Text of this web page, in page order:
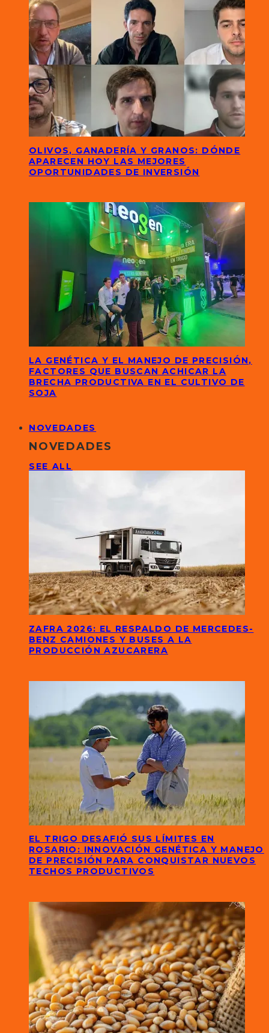
OLIVOS, GANADERÍA Y GRANOS: DÓNDE
APARECEN HOY LAS MEJORES
OPORTUNIDADES DE INVERSIÓN
LA GENÉTICA Y EL MANEJO DE PRECISIÓN,
FACTORES QUE BUSCAN ACHICAR LA
BRECHA PRODUCTIVA EN EL CULTIVO DE
SOJA
NOVEDADES
NOVEDADES
SEE ALL
ZAFRA 2026: EL RESPALDO DE MERCEDES-
BENZ CAMIONES Y BUSES A LA
PRODUCCIÓN AZUCARERA
EL TRIGO DESAFIÓ SUS LÍMITES EN
ROSARIO: INNOVACIÓN GENÉTICA Y MANEJO
DE PRECISIÓN PARA CONQUISTAR NUEVOS
TECHOS PRODUCTIVOS